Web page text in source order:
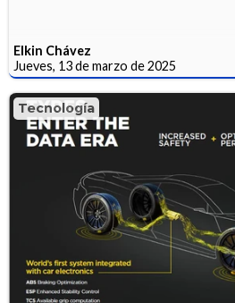
Elkin Chávez
Jueves, 13 de marzo de 2025
Tecnología